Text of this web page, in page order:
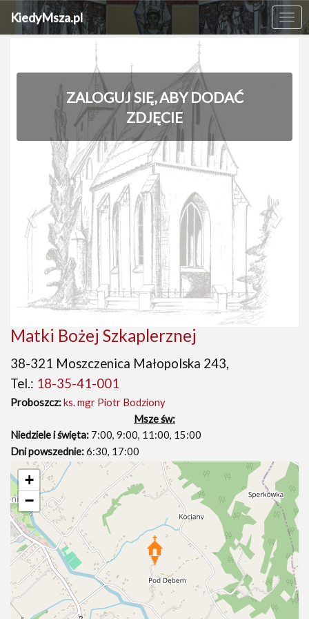
KiedyMsza.pl
ZALOGUJ SIĘ, ABY DODAĆ
ZDJĘCIE
‹ ›
Matki Bożej Szkaplerznej
38-321 Moszczenica Małopolska 243,
Tel.: 18-35-41-001
Proboszcz:ks. mgr Piotr Bodziony
Msze św:
Niedziele i święta: 7:00, 9:00, 11:00, 15:00
Dni powszednie:6:30, 17:00
+
−